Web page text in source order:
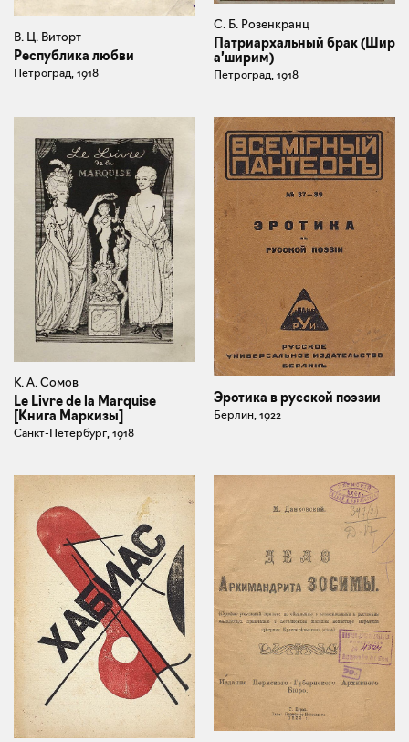
В. Ц. Виторт
Республика любви
Петроград, 1918
С. Б. Розенкранц
Патриархальный брак (Шир
а’ширим)
Петроград, 1918
К. А. Сомов
Le Livre de la Marquise
[Книга Маркизы]
Санкт-Петербург, 1918
Эротика в русской поэзии
Берлин, 1922